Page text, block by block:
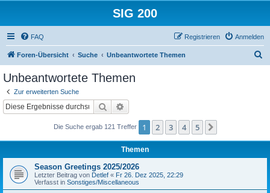
SIG 200
FAQ Anmelden
Registrieren
Foren-Übersicht Suche Unbeantwortete Themen
Unbeantwortete Themen
Zur erweiterten Suche
Suche
Die Suche ergab 121 Treffer 1 2 3 4 5
Themen
Season Greetings 2025/2026
Letzter Beitrag von Detlef « Fr 26. Dez 2025, 22:29
Verfasst in Sonstiges/Miscellaneous